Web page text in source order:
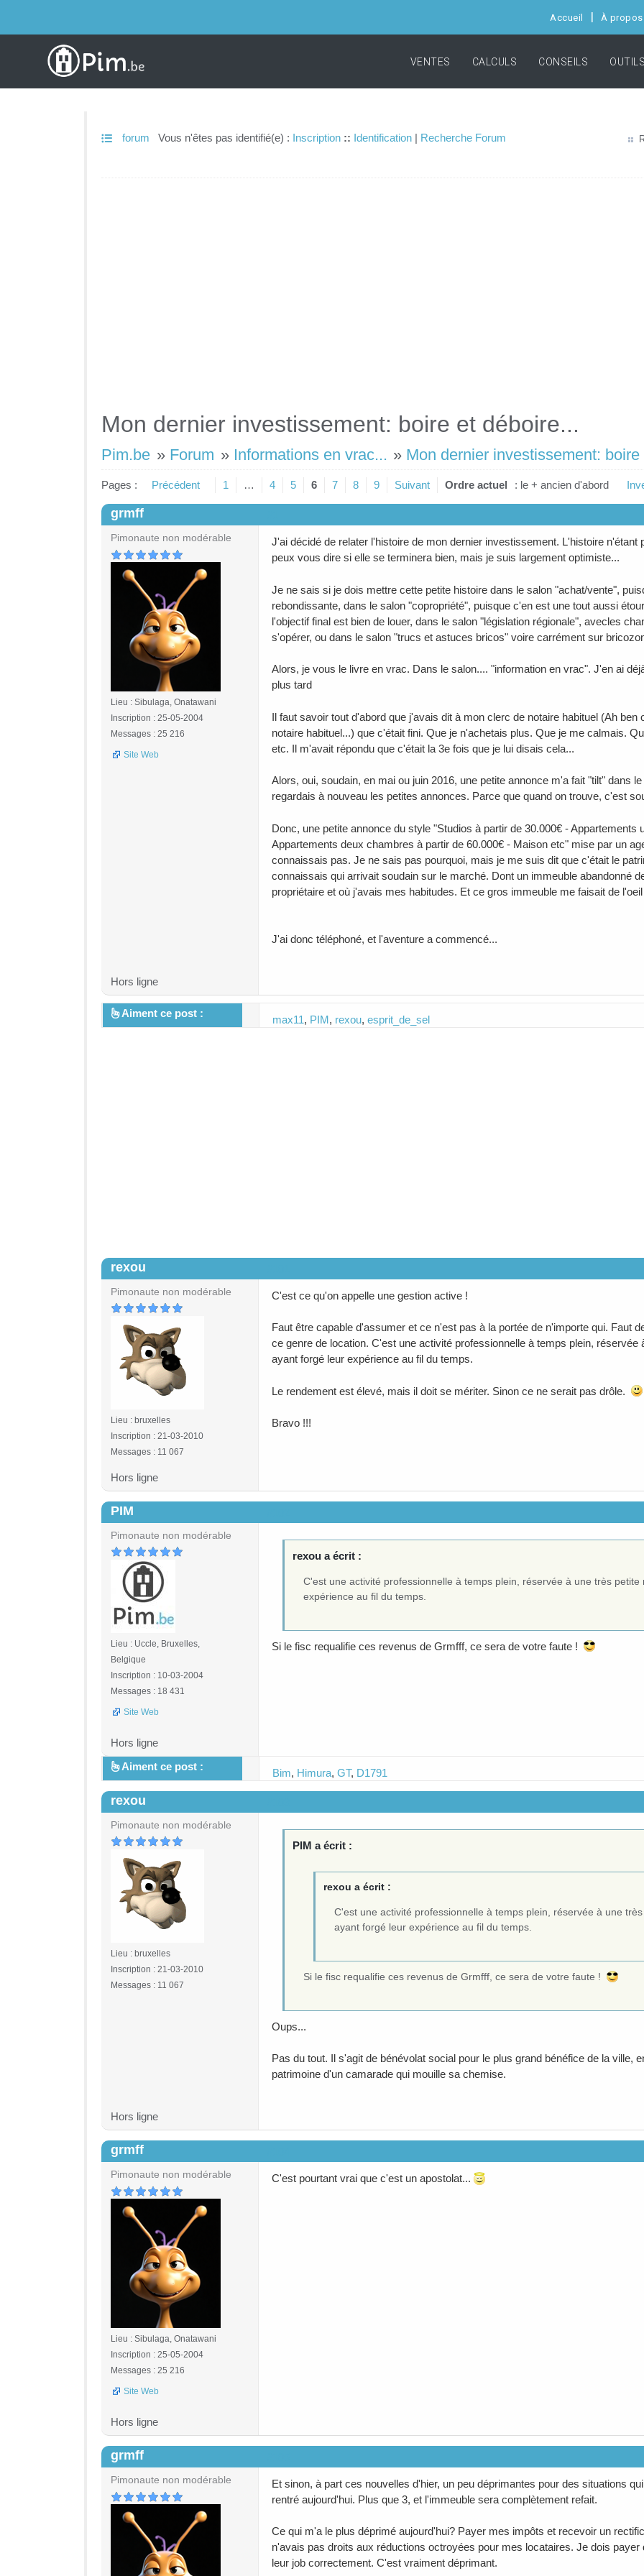
Accueil À propos
VENTES CALCULS CONSEILS OUTILS
forum Vous n'êtes pas identifié(e) : Inscription :: Identification | Recherche Forum
Mon dernier investissement: boire et déboire...
Pim.be » Forum » Informations en vrac... » Mon dernier investissement: boire
Pages : Précédent 1 … 4 5 6 7 8 9 Suivant Ordre actuel : le + ancien d'abord
grmff
Pimonaute non modérable
Lieu : Sibulaga, Onatawani
Inscription : 25-05-2004
Messages : 25 216
Site Web
J'ai décidé de relater l'histoire de mon dernier investissement. L'histoire n'étant
peux vous dire si elle se terminera bien, mais je suis largement optimiste...
Je ne sais si je dois mettre cette petite histoire dans le salon "achat/vente",
rebondissante, dans le salon "copropriété", puisque c'en est une tout aussi
l'objectif final est bien de louer, dans le salon "législation régionale", avecles
s'opérer, ou dans le salon "trucs et astuces bricos" voire carrément sur
Alors, je vous le livre en vrac. Dans le salon.... "information en vrac". J'en ai
plus tard
Il faut savoir tout d'abord que j'avais dit à mon clerc de notaire habituel (Ah
notaire habituel...) que c'était fini. Que je n'achetais plus. Que je me calmais.
etc. Il m'avait répondu que c'était la 3e fois que je lui disais cela...
Alors, oui, soudain, en mai ou juin 2016, une petite annonce m'a fait "tilt" dans
regardais à nouveau les petites annonces. Parce que quand on trouve, c'est
Donc, une petite annonce du style "Studios à partir de 30.000€ - Appartements
Appartements deux chambres à partir de 60.000€ - Maison etc" mise par un
connaissais pas. Je ne sais pas pourquoi, mais je me suis dit que c'était le
connaissais qui arrivait soudain sur le marché. Dont un immeuble abandonné
propriétaire et où j'avais mes habitudes. Et ce gros immeuble me faisait de
J'ai donc téléphoné, et l'aventure a commencé...
Hors ligne
Aiment ce post :
max11, PIM, rexou, esprit_de_sel
rexou
Pimonaute non modérable
Lieu : bruxelles
Inscription : 21-03-2010
Messages : 11 067
C'est ce qu'on appelle une gestion active !
Faut être capable d'assumer et ce n'est pas à la portée de n'importe qui. Faut
ce genre de location. C'est une activité professionnelle à temps plein,
ayant forgé leur expérience au fil du temps.
Le rendement est élevé, mais il doit se mériter. Sinon ce ne serait pas drôle.
Bravo !!!
Hors ligne
PIM
Pimonaute non modérable
Lieu : Uccle, Bruxelles,
Belgique
Inscription : 10-03-2004
Messages : 18 431
Site Web
rexou a écrit :
C'est une activité professionnelle à temps plein, réservée à une très
expérience au fil du temps.
Si le fisc requalifie ces revenus de Grmfff, ce sera de votre faute !
Hors ligne
Aiment ce post :
Bim, Himura, GT, D1791
rexou
Pimonaute non modérable
Lieu : bruxelles
Inscription : 21-03-2010
Messages : 11 067
PIM a écrit :
rexou a écrit :
C'est une activité professionnelle à temps plein, réservée à une
ayant forgé leur expérience au fil du temps.
Si le fisc requalifie ces revenus de Grmfff, ce sera de votre faute !
Oups...
Pas du tout. Il s'agit de bénévolat social pour le plus grand bénéfice de la ville,
patrimoine d'un camarade qui mouille sa chemise.
Hors ligne
grmff
Pimonaute non modérable
Lieu : Sibulaga, Onatawani
Inscription : 25-05-2004
Messages : 25 216
Site Web
C'est pourtant vrai que c'est un apostolat...
Hors ligne
grmff
Pimonaute non modérable
Et sinon, à part ces nouvelles d'hier, un peu déprimantes pour des situations
rentré aujourd'hui. Plus que 3, et l'immeuble sera complètement refait.
Ce qui m'a le plus déprimé aujourd'hui? Payer mes impôts et recevoir un
n'avais pas droits aux réductions octroyées pour mes locataires. Je dois
leur job correctement. C'est vraiment déprimant.